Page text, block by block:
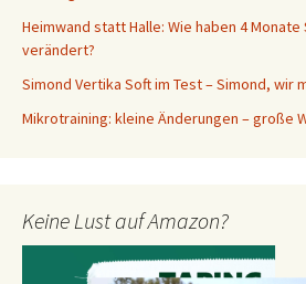
Heimwand statt Halle: Wie haben 4
verändert?
Simond Vertika Soft im Test – Simond, wir
Mikrotraining: kleine Änderungen – große
Keine Lust auf Amazon?